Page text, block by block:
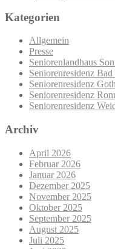
Kategorien
Allgemein
Presse
Seniorenlandhaus
Seniorenresidenz Bad
Seniorenresidenz
Seniorenresidenz
Seniorenresidenz
Archiv
April 2026
Februar 2026
Januar 2026
Dezember 2025
November 2025
Oktober 2025
September 2025
August 2025
Juli 2025